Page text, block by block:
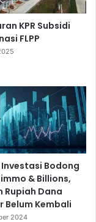
KPR Subsidi
FLPP
Bodong
& Billions,
Rupiah Dana
Belum Kembali
2024